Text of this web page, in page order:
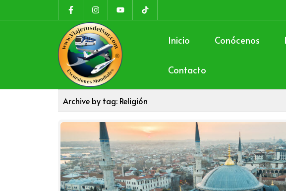
Inicio Conócenos
Contacto
Archive by tag: Religión